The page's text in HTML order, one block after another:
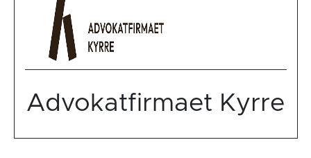
Advokatfirmaet Kyrre